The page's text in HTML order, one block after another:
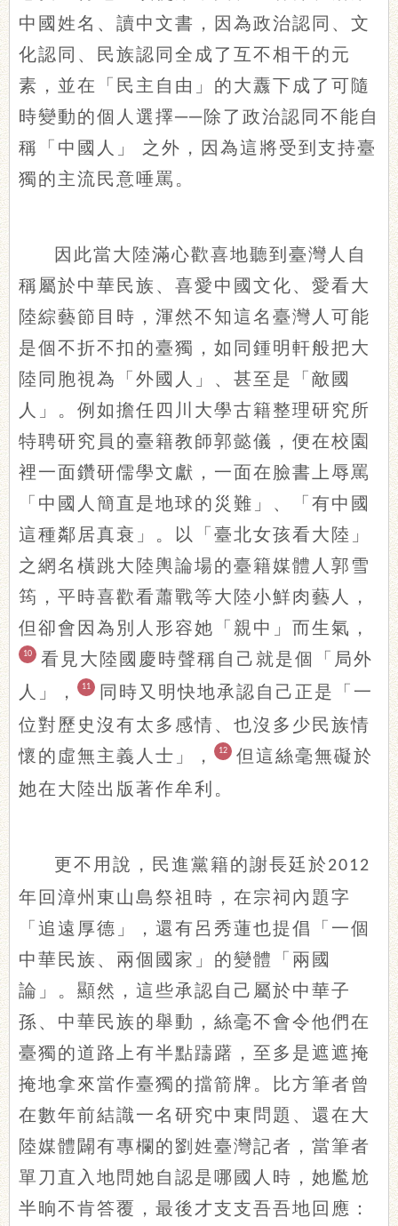
中國姓名、讀中文書，因為政治認同、文
化認同、民族認同全成了互不相干的元
素，並在「民主自由」的大纛下成了可隨
時變動的個人選擇──除了政治認同不能自
稱「中國人」 之外，因為這將受到支持臺
獨的主流民意唾罵。
因此當大陸滿心歡喜地聽到臺灣人自
稱屬於中華民族、喜愛中國文化、愛看大
陸綜藝節目時，渾然不知這名臺灣人可能
是個不折不扣的臺獨，如同鍾明軒般把大
陸同胞視為「外國人」、甚至是「敵國
人」。例如擔任四川大學古籍整理研究所
特聘研究員的臺籍教師郭懿儀，便在校園
裡一面鑽研儒學文獻，一面在臉書上辱罵
「中國人簡直是地球的災難」、「有中國
這種鄰居真衰」。以「臺北女孩看大陸」
之網名橫跳大陸輿論場的臺籍媒體人郭雪
筠，平時喜歡看蕭戰等大陸小鮮肉藝人，
但卻會因為別人形容她「親中」而生氣，
10
看見大陸國慶時聲稱自己就是個「局外
人」，
11
同時又明快地承認自己正是「一
位對歷史沒有太多感情、也沒多少民族情
懷的虛無主義人士」，
12
但這絲毫無礙於
她在大陸出版著作牟利。
更不用說，民進黨籍的謝長廷於 2012
年回漳州東山島祭祖時，在宗祠內題字
「追遠厚德」，還有呂秀蓮也提倡「一個
中華民族、兩個國家」的變體「兩國
論」。顯然，這些承認自己屬於中華子
孫、中華民族的舉動，絲毫不會令他們在
臺獨的道路上有半點躊躇，至多是遮遮掩
掩地拿來當作臺獨的擋箭牌。比方筆者曾
在數年前結識一名研究中東問題、還在大
陸媒體闢有專欄的劉姓臺灣記者，當筆者
單刀直入地問她自認是哪國人時，她尷尬
半晌不肯答覆，最後才支支吾吾地回應：